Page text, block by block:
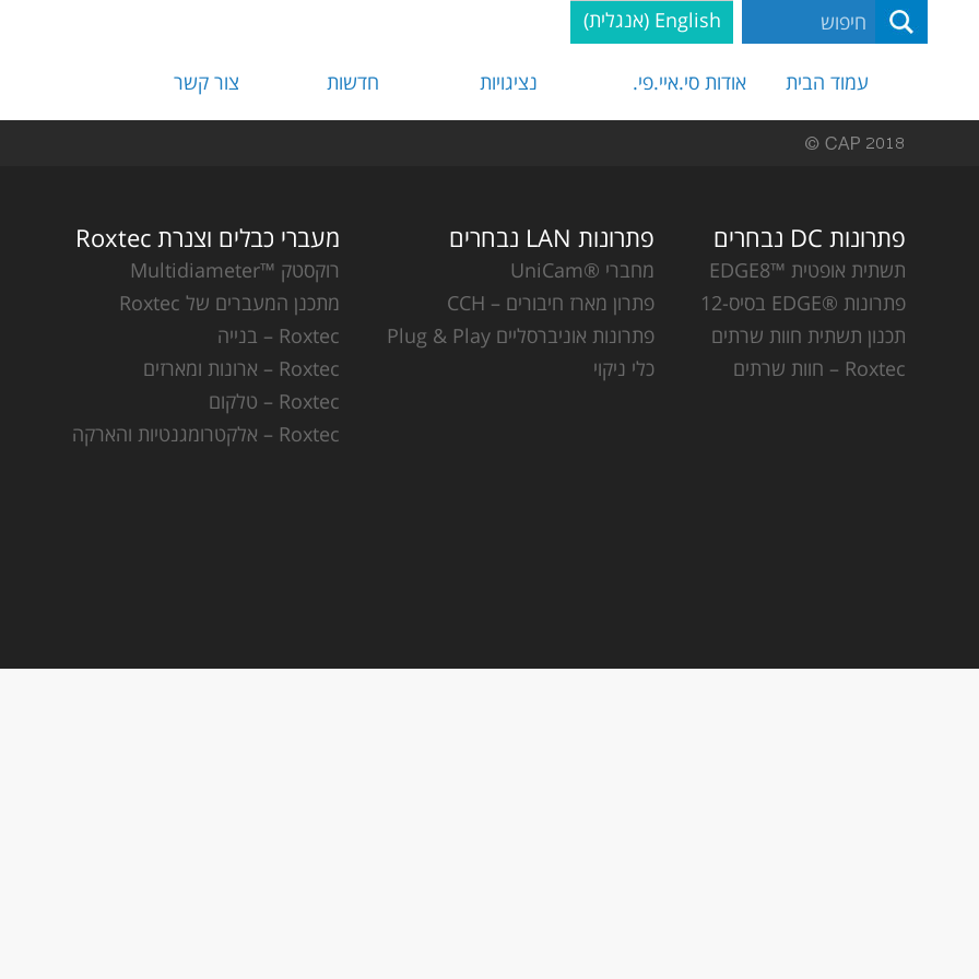
English
(אנגלית)
עמוד הבית אודות סי.איי.פי. נציגויות חדשות צור קשר
פתרונות DC נבחרים
תשתית אופטית ™EDGE8
פתרונות ®EDGE בסיס-12
תכנון תשתית חוות שרתים
Roxtec – חוות שרתים
פתרונות LAN נבחרים
מחברי ®UniCam
פתרון מארז חיבורים – CCH
פתרונות אוניברסליים Plug & Play
כלי ניקוי
מעברי כבלים וצנרת Roxtec
רוקסטק ™Multidiameter
מתכנן המעברים של Roxtec
Roxtec – בנייה
Roxtec – ארונות ומארזים
Roxtec – טלקום
Roxtec – אלקטרומגנטיות והארקה